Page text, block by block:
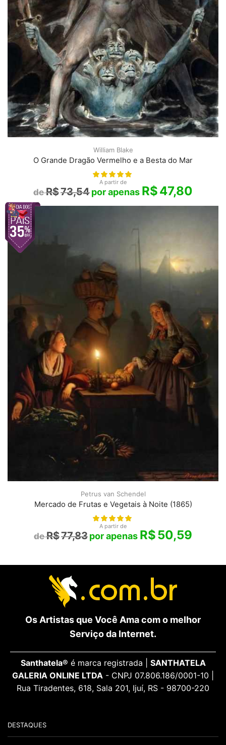
William Blake
O Grande Dragão Vermelho e a Besta do Mar
A partir de
R$73,54 R$47,80
Petrus van Schendel
Mercado de Frutas e Vegetais à Noite (1865)
A partir de
R$77,83 R$50,59
Os Artistas que Você Ama com o melhor
Serviço da Internet.
Santhatela® é marca registrada | SANTHATELA
GALERIA ONLINE LTDA - CNPJ 07.806.186/0001-10 |
Rua Tiradentes, 618, Sala 201, Ijuí, RS - 98700-220
DESTAQUES